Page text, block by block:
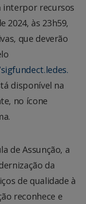
interpor recursos
2024, às 23h59,
que deverão
disponível na
no ícone
de Assunção, a
da
de qualidade à
reconhece e